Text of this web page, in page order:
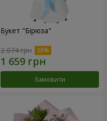
Букет "Бірюза"
2 074 грн
Замовити